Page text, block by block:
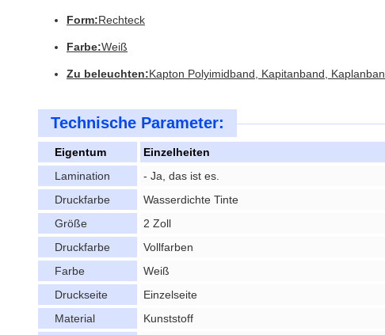
Form:Rechteck
Farbe:Weiß
Zu beleuchten:Kapton Polyimidband, Kapitanband,
Technische Parameter:
Eigentum
Einzelheiten
Lamination
- Ja, das ist es.
Druckfarbe
Wasserdichte Tinte
Größe
2 Zoll
Druckfarbe
Vollfarben
Farbe
Weiß
Druckseite
Einzelseite
Material
Kunststoff